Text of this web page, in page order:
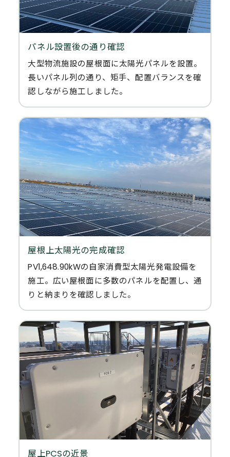
パネル設置後の通り確認
大型物流施設の屋根面に太陽光パネルを設置。
長いパネル列の通り、矩手、配置バランスを確
認しながら施工しました。
屋根上太陽光の完成確認
PV1,648.90kWの自家消費型太陽光発電設備を
施工。広い屋根面に多数のパネルを配置し、通
りと納まりを確認しました。
屋上PCSの近景